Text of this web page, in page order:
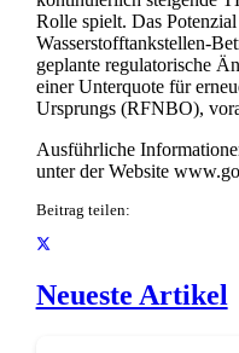
Rolle spielt. Das
Wasserstofftankstellen-
geplante regulatorische
einer Unterquote für
Ursprungs (RFNBO),
Ausführliche
unter der Website
Beitrag teilen:
Neueste Artikel